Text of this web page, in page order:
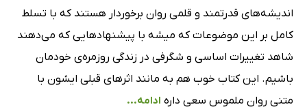
اندیشه‌های قدرتمند و قلمی روان برخوردار هستند که با تسلط
کامل بر این موضوعات که میشه با پیشنهادهایی که می‌دهند
شاهد تغییرات اساسی و شگرفی در زندگی روزمره‌ی خودمان
باشیم. این کتاب خوب هم به مانند اثرهای قبلی ایشون با
متنی روان ملموس سعی داره ادامه...